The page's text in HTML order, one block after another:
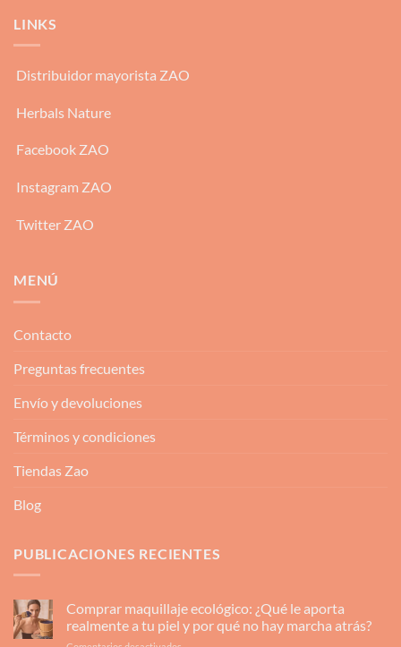
LINKS
Distribuidor mayorista ZAO
Herbals Nature
Facebook ZAO
Instagram ZAO
Twitter ZAO
MENÚ
Contacto
Preguntas frecuentes
Envío y devoluciones
Términos y condiciones
Tiendas Zao
Blog
PUBLICACIONES RECIENTES
Comprar maquillaje ecológico: ¿Qué le aporta
realmente a tu piel y por qué no hay marcha atrás?